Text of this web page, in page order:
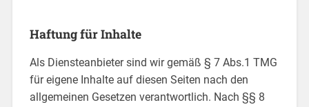
Haftung für Inhalte
Als Diensteanbieter sind wir gemäß § 7 Abs.1 TMG
für eigene Inhalte auf diesen Seiten nach den
allgemeinen Gesetzen verantwortlich. Nach §§ 8